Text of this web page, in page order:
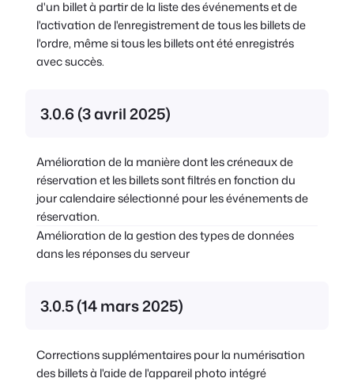
d'un billet à partir de la liste des événements et de
l'activation de l'enregistrement de tous les billets de
l'ordre, même si tous les billets ont été enregistrés
avec succès.
3.0.6 (3 avril 2025)
Amélioration de la manière dont les créneaux de
réservation et les billets sont filtrés en fonction du
jour calendaire sélectionné pour les événements de
réservation.
Amélioration de la gestion des types de données
dans les réponses du serveur
3.0.5 (14 mars 2025)
Corrections supplémentaires pour la numérisation
des billets à l'aide de l'appareil photo intégré